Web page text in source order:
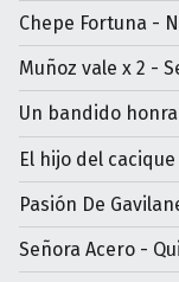
Chepe Fortuna -
Muñoz vale x 2 -
Un bandido
El hijo del
Pasión De
Señora Acero -